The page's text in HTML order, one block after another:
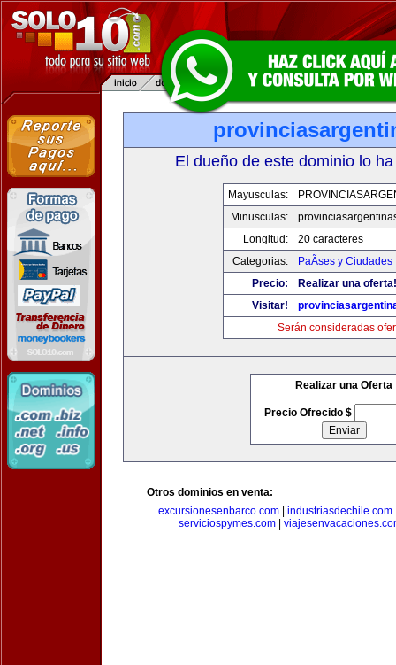
El dueño de este dominio lo
Mayusculas:
Minusculas:
Longitud:
20 caracteres
Categorias:
PaÃ­ses y Ciudades
Precio:
Realizar una oferta!
Visitar!
Serán consideradas
Realizar una Oferta
Precio Ofrecido $
Otros dominios en venta:
excursionesenbarco.com
industriasdechile.com
serviciospymes.com